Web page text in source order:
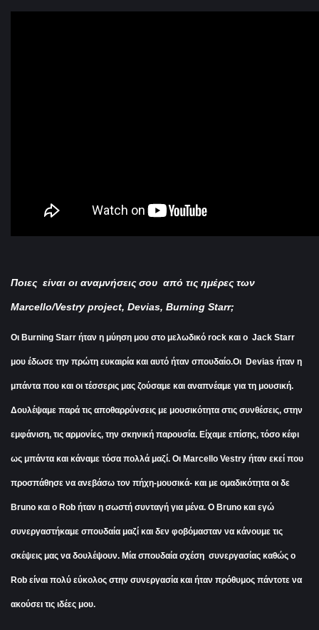
Ποιες είναι οι αναμνήσεις σου από τις ημέρες των
Marcello/Vestry project, Devias, Burning Starr;
Οι Burning Starr ήταν η μύηση μου στο μελωδικό rock και ο Jack Starr
μου έδωσε την πρώτη ευκαιρία και αυτό ήταν σπουδαίο.Οι Devias ήταν η
μπάντα που και οι τέσσερις μας ζούσαμε και αναπνέαμε για τη μουσική.
Δουλέψαμε παρά τις αποθαρρύνσεις με μουσικότητα στις συνθέσεις, στην
εμφάνιση, τις αρμονίες, την σκηνική παρουσία. Είχαμε επίσης, τόσο κέφι
ως μπάντα και κάναμε τόσα πολλά μαζί. Οι Marcello Vestry ήταν εκεί που
προσπάθησε να ανεβάσω τον πήχη-μουσικά- και με ομαδικότητα οι δε
Bruno και ο Rob ήταν η σωστή συνταγή για μένα. Ο Bruno και εγώ
συνεργαστήκαμε σπουδαία μαζί και δεν φοβόμασταν να κάνουμε τις
σκέψεις μας να δουλέψουν. Μία σπουδαία σχέση συνεργασίας καθώς ο
Rob είναι πολύ εύκολος στην συνεργασία και ήταν πρόθυμος πάντοτε να
ακούσει τις ιδέες μου.